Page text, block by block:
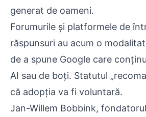
generat de oameni.
Forumurile și platformele de
răspunsuri au acum o
de a spune Google care
AI sau de boți. Statutul
că adopția va fi voluntară.
Jan-Willem Bobbink,